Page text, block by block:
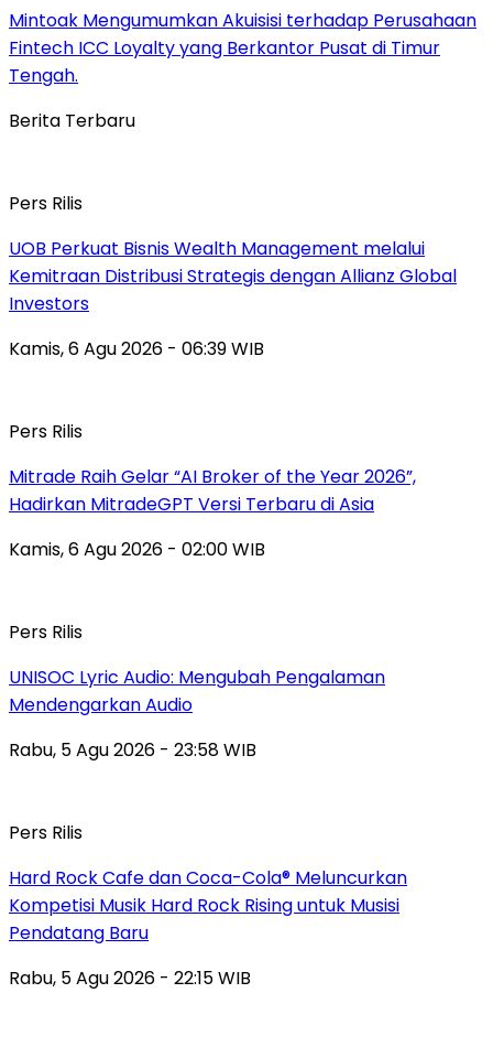
Mintoak Mengumumkan Akuisisi terhadap Perusahaan
Fintech ICC Loyalty yang Berkantor Pusat di Timur
Tengah.
Berita Terbaru
Pers Rilis
UOB Perkuat Bisnis Wealth Management melalui
Kemitraan Distribusi Strategis dengan Allianz Global
Investors
Kamis, 6 Agu 2026 - 06:39 WIB
Pers Rilis
Mitrade Raih Gelar “AI Broker of the Year 2026”,
Hadirkan MitradeGPT Versi Terbaru di Asia
Kamis, 6 Agu 2026 - 02:00 WIB
Pers Rilis
UNISOC Lyric Audio: Mengubah Pengalaman
Mendengarkan Audio
Rabu, 5 Agu 2026 - 23:58 WIB
Pers Rilis
Hard Rock Cafe dan Coca-Cola® Meluncurkan
Kompetisi Musik Hard Rock Rising untuk Musisi
Pendatang Baru
Rabu, 5 Agu 2026 - 22:15 WIB